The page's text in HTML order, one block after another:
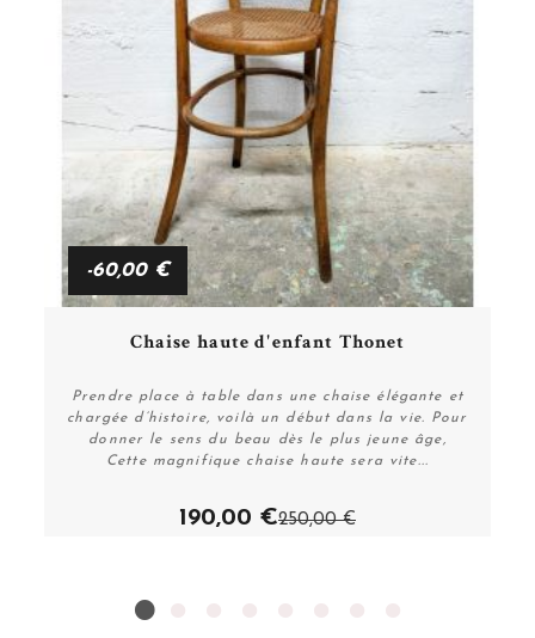
Acheter
-60,00 €
Chaise haute d'enfant Thonet
Prendre place à table dans une chaise élégante et
chargée d’histoire, voilà un début dans la vie. Pour
donner le sens du beau dès le plus jeune âge,
Cette magnifique chaise haute sera vite...
190,00 €250,00 €